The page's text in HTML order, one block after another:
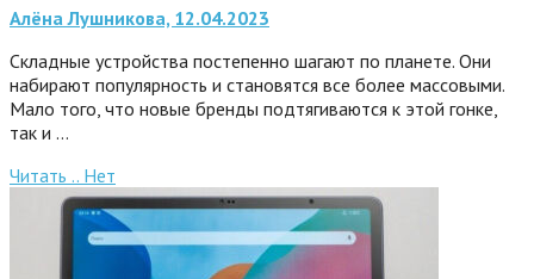
Алёна Лушникова, 12.04.2023
Складные устройства постепенно шагают по планете. Они
набирают популярность и становятся все более массовыми.
Мало того, что новые бренды подтягиваются к этой гонке,
так и …
Читать .. Нет